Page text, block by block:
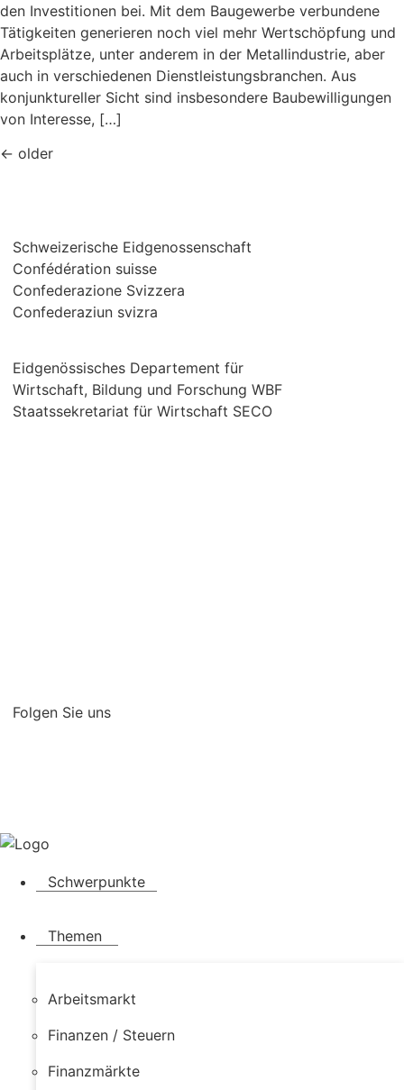
den Investitionen bei. Mit dem Baugewerbe verbundene
Tätigkeiten generieren noch viel mehr Wertschöpfung und
Arbeitsplätze, unter anderem in der Metallindustrie, aber
auch in verschiedenen Dienstleistungsbranchen. Aus
konjunktureller Sicht sind insbesondere Baubewilligungen
von Interesse, […]
← older
Schweizerische Eidgenossenschaft
Confédération suisse
Confederazione Svizzera
Confederaziun svizra
Eidgenössisches Departement für
Wirtschaft, Bildung und Forschung WBF
Staatssekretariat für Wirtschaft SECO
Folgen Sie uns
Schwerpunkte
Themen
Arbeitsmarkt
Finanzen / Steuern
Finanzmärkte